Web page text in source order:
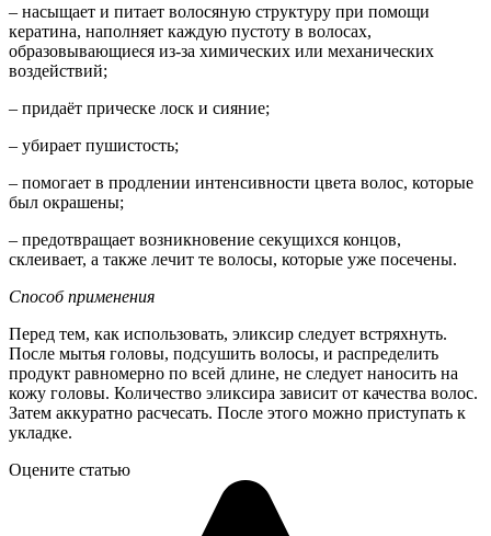
– насыщает и питает волосяную структуру при помощи
кератина, наполняет каждую пустоту в волосах,
образовывающиеся из-за химических или механических
воздействий;
– придаёт прическе лоск и сияние;
– убирает пушистость;
– помогает в продлении интенсивности цвета волос, которые
был окрашены;
– предотвращает возникновение секущихся концов,
склеивает, а также лечит те волосы, которые уже посечены.
Способ применения
Перед тем, как использовать, эликсир следует встряхнуть.
После мытья головы, подсушить волосы, и распределить
продукт равномерно по всей длине, не следует наносить на
кожу головы. Количество эликсира зависит от качества волос.
Затем аккуратно расчесать. После этого можно приступать к
укладке.
Оцените статью